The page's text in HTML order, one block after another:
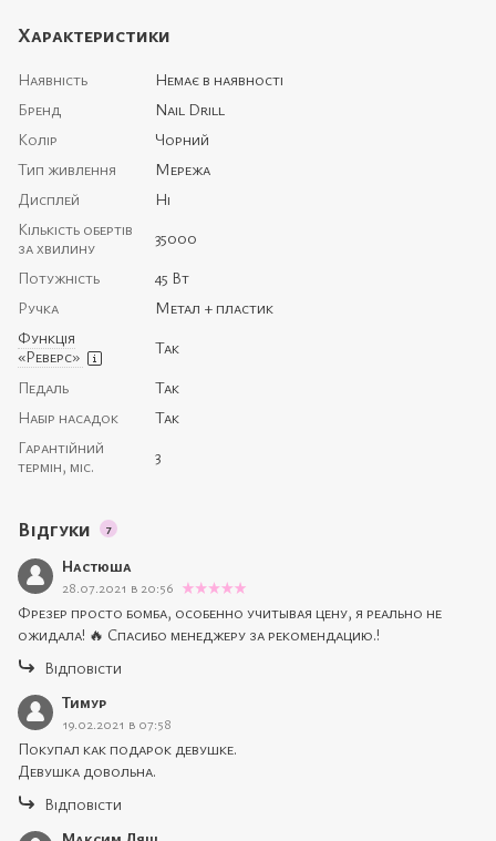
Характеристики
Наявність
Немає в наявності
Бренд
Nail Drill
Колір
Чорний
Тип живлення
Мережа
Дисплей
Ні
Кількість обертів
за хвилину
35000
Потужність
45 Вт
Ручка
Метал + пластик
Функція
«Реверс»
Так
Педаль
Так
Набір насадок
Так
Гарантійний
термін, міс.
3
Відгуки 7
Настюша
28.07.2021 в 20:56
Фрезер просто бомба, особенно учитывая цену, я реально не
ожидала! 🔥 Спасибо менеджеру за рекомендацию.!
Відповісти
Тимур
19.02.2021 в 07:58
Покупал как подарок девушке.
Девушка довольна.
Відповісти